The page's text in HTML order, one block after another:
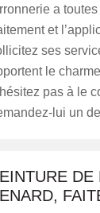
a
et
ses
le
pas à le
lui un
DE